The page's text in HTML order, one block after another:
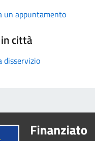
un appuntamento
città
disservizio